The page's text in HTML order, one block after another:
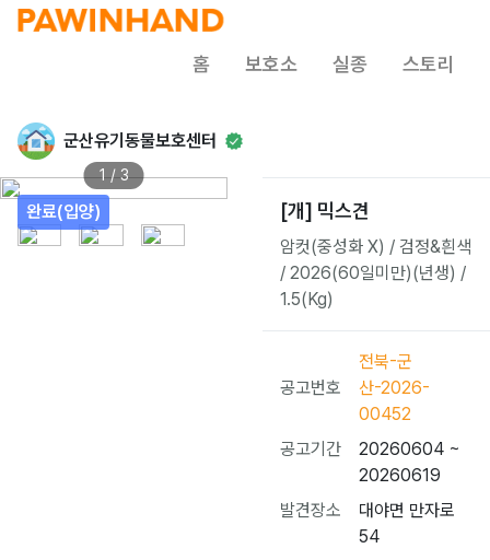
홈 보호소 실종 스토리
군산유기동물보호센터
완료(입양)
1 / 3
[개] 믹스견
암컷(중성화 X) / 검정&흰색
/ 2026(60일미만)(년생) /
1.5(Kg)
공고번호
전북-군
산-2026-
00452
공고기간
20260604 ~
20260619
발견장소
대야면 만자로
54